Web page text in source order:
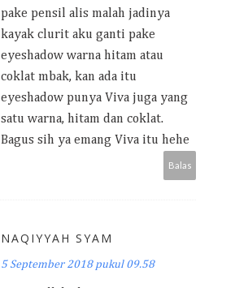
pake pensil alis malah jadinya
kayak clurit aku ganti pake
eyeshadow warna hitam atau
coklat mbak, kan ada itu
eyeshadow punya Viva juga yang
satu warna, hitam dan coklat.
Bagus sih ya emang Viva itu hehe
Balas
NAQIYYAH SYAM
5 September 2018 pukul 09.58